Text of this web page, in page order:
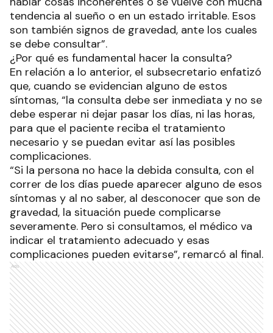
tendencia al sueño o en un estado irritable. Esos
son también signos de gravedad, ante los cuales
se debe consultar”.
¿Por qué es fundamental hacer la consulta?
En relación a lo anterior, el subsecretario enfatizó
que, cuando se evidencian alguno de estos
síntomas, “la consulta debe ser inmediata y no se
debe esperar ni dejar pasar los días, ni las horas,
para que el paciente reciba el tratamiento
necesario y se puedan evitar así las posibles
complicaciones.
“Si la persona no hace la debida consulta, con el
correr de los días puede aparecer alguno de esos
síntomas y al no saber, al desconocer que son de
gravedad, la situación puede complicarse
severamente. Pero si consultamos, el médico va
indicar el tratamiento adecuado y esas
complicaciones pueden evitarse”, remarcó al final.
Ads